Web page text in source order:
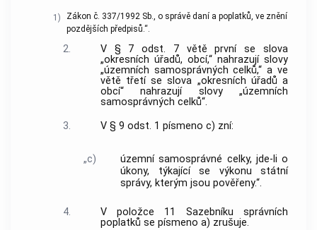
1)
Zákon č. 337/1992 Sb., o správě daní a poplatků, ve znění
pozdějších předpisů.“.
2.
V § 7 odst. 7 větě první se slova
„okresních úřadů, obcí,“ nahrazují slovy
„územních samosprávných celků,“ a ve
větě třetí se slova „okresních úřadů a
obcí“ nahrazují slovy „územních
samosprávných celků“.
3.
V § 9 odst. 1 písmeno c) zní:
„c)
územní samosprávné celky, jde-li o
úkony, týkající se výkonu státní
správy, kterým jsou pověřeny.“.
4.
V položce 11 Sazebníku správních
poplatků se písmeno a) zrušuje.